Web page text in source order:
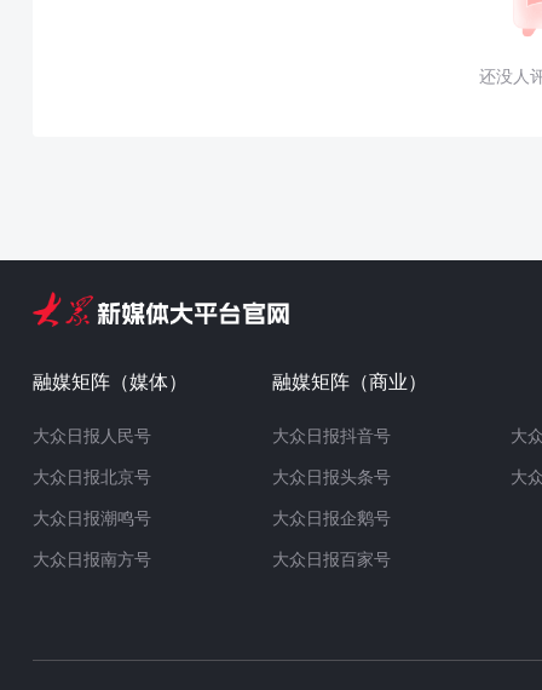
还没人
融媒矩阵（媒体）
大众日报人民号
大众日报北京号
大众日报潮鸣号
大众日报南方号
融媒矩阵（商业）
大众日报抖音号
大众日报头条号
大众日报企鹅号
大众日报百家号
大
大